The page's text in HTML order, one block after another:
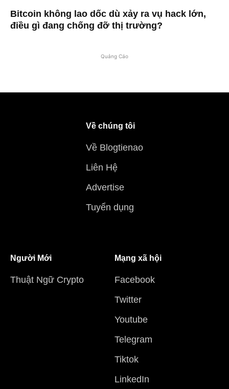
Bitcoin không lao dốc dù xảy ra vụ hack lớn,
điều gì đang chống đỡ thị trường?
Quảng Cáo
Về chúng tôi
Về Blogtienao
Liên Hệ
Advertise
Tuyển dụng
Người Mới
Thuật Ngữ Crypto
Mạng xã hội
Facebook
Twitter
Youtube
Telegram
Tiktok
LinkedIn